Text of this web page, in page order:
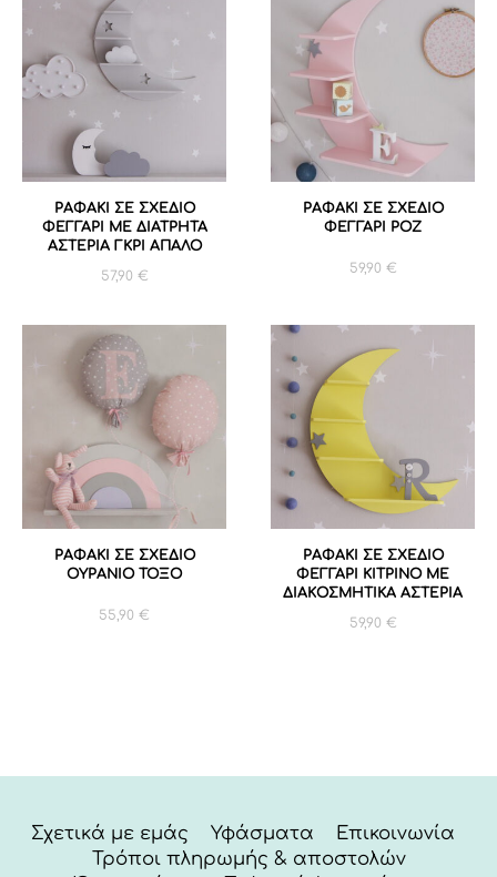
ΡΑΦΑΚΙ ΣΕ ΣΧΕΔΙΟ
ΦΕΓΓΑΡΙ ΜΕ ΔΙΑΤΡΗΤΑ
ΑΣΤΕΡΙΑ ΓΚΡΙ ΑΠΑΛΟ
57,90 €
ΡΑΦΑΚΙ ΣΕ ΣΧΕΔΙΟ
ΦΕΓΓΑΡΙ ΡΟΖ
59,90 €
ΡΑΦΑΚΙ ΣΕ ΣΧΕΔΙΟ
ΟΥΡΑΝΙΟ ΤΟΞΟ
55,90 €
ΡΑΦΑΚΙ ΣΕ ΣΧΕΔΙΟ
ΦΕΓΓΑΡΙ ΚΙΤΡΙΝΟ ΜΕ
ΔΙΑΚΟΣΜΗΤΙΚΑ ΑΣΤΕΡΙΑ
59,90 €
Σχετικά με εμάς Υφάσματα
Επικοινωνία
Τρόποι πληρωμής & αποστολών